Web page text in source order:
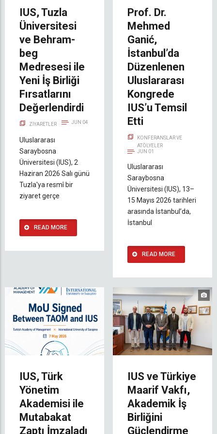
IUS, Tuzla
Üniversitesi
ve Behram-
beg
Medresesi ile
Yeni İş Birliği
Fırsatlarını
Değerlendirdi
ZIYARETLER JUN 04
Uluslararası
Saraybosna
Üniversitesi (IUS), 2
Haziran 2026 Salı günü
Tuzla'ya resmî bir
ziyaret gerçe
READ MORE
Prof. Dr.
Mehmed
Ganić,
İstanbul’da
Düzenlenen
Uluslararası
Kongrede
IUS’u Temsil
Etti
KONFERANSLAR VE
ATÖLYELER
JUN 01
Uluslararası
Saraybosna
Üniversitesi (IUS), 13–
15 Mayıs 2026 tarihleri
arasında İstanbul’da,
İstanbul
READ MORE
IUS, Türk
Yönetim
Akademisi ile
Mutabakat
Zaptı İmzaladı
IUS ve Türkiye
Maarif Vakfı,
Akademik İş
Birliğini
Güçlendirme